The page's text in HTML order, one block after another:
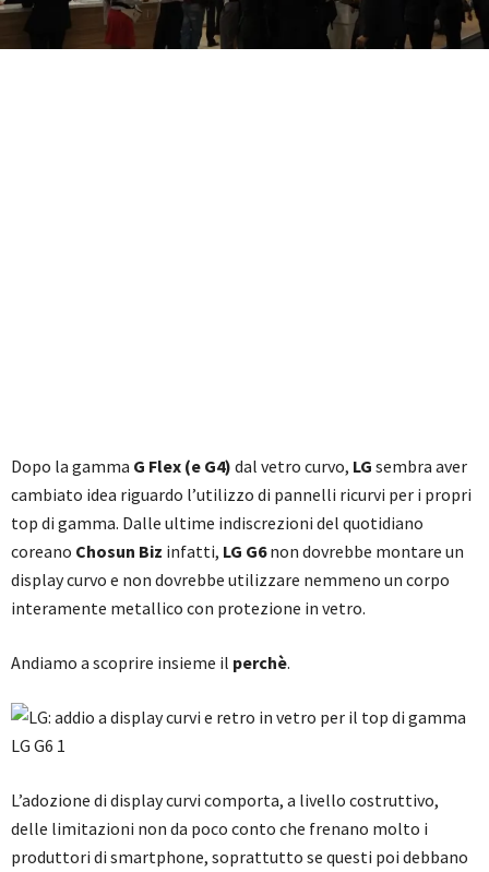
Dopo la gamma G Flex (e G4) dal vetro curvo, LG sembra aver
cambiato idea riguardo l’utilizzo di pannelli ricurvi per i propri
top di gamma. Dalle ultime indiscrezioni del quotidiano
coreano Chosun Biz infatti, LG G6non dovrebbe montare un
display curvo e non dovrebbe utilizzare nemmeno un corpo
interamente metallico con protezione in vetro.
Andiamo a scoprire insieme il perchè.
L’adozione di display curvi comporta, a livello costruttivo,
delle limitazioni non da poco conto che frenano molto i
produttori di smartphone, soprattutto se questi poi debbano